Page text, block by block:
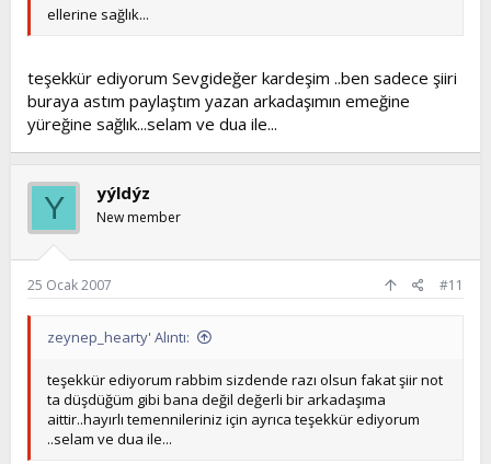
ellerine sağlık...
teşekkür ediyorum Sevgideğer kardeşim ..ben sadece şiiri
buraya astım paylaştım yazan arkadaşımın emeğine
yüreğine sağlık...selam ve dua ile...
Y yýldýz
New member
25 Ocak 2007 #11
zeynep_hearty' Alıntı:
teşekkür ediyorum rabbim sizdende razı olsun fakat şiir not
ta düşdüğüm gibi bana değil değerli bir arkadaşıma
aittir..hayırlı temennileriniz için ayrıca teşekkür ediyorum
..selam ve dua ile...